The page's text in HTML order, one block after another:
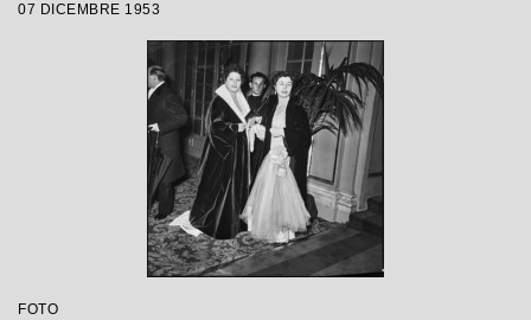
con la regia di Tatiana Pavlova
07 DICEMBRE 1953
FOTO